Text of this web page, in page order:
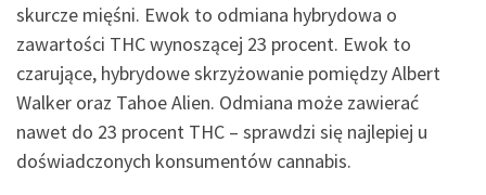
skurcze mięśni. Ewok to odmiana hybrydowa o
zawartości THC wynoszącej 23 procent. Ewok to
czarujące, hybrydowe skrzyżowanie pomiędzy Albert
Walker oraz Tahoe Alien. Odmiana może zawierać
nawet do 23 procent THC – sprawdzi się najlepiej u
doświadczonych konsumentów cannabis.